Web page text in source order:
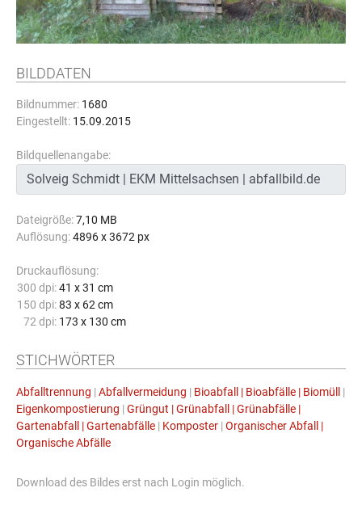
BILDDATEN
Bildnummer: 1680
Eingestellt: 15.09.2015
Bildquellenangabe:
Dateigröße:7,10 MB
Auflösung:4896 x 3672 px
Druckauflösung:
300 dpi: 41 x 31 cm
150 dpi: 83 x 62 cm
72 dpi: 173 x 130 cm
STICHWÖRTER
Abfalltrennung | Abfallvermeidung | Bioabfall | Bioabfälle | Biomüll |
Eigenkompostierung | Grüngut | Grünabfall | Grünabfälle |
Gartenabfall | Gartenabfälle | Komposter | Organischer Abfall |
Organische Abfälle
Download des Bildes erst nach Login möglich.